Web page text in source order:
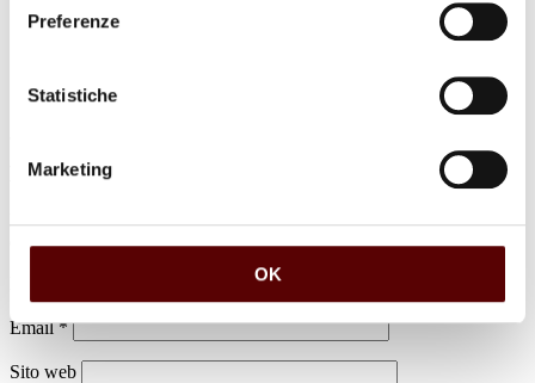
Preferenze
Statistiche
Marketing
OK
Lascia un commento
Il tuo indirizzo email non sarà pubblicato. I campi obbligatori sono
contrassegnati*
Email*
Sito web